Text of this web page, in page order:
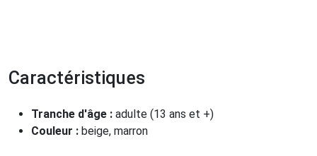
Caractéristiques
Tranche d'âge : adulte (13 ans et +)
Couleur : beige, marron